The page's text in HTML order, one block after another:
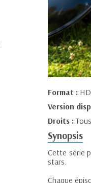
Format : HD
Version
Droits :
Synopsis
Cette série
stars.
Chaque